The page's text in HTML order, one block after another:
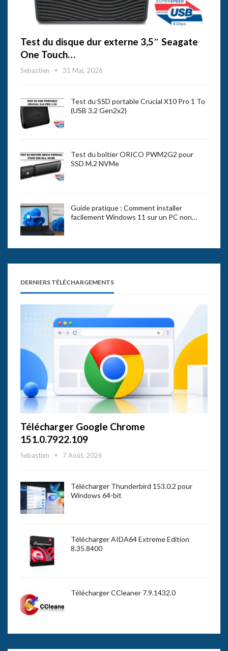
Test du disque dur externe 3,5″ Seagate
One Touch…
Sebastien 31 Mai, 2026
Test du SSD portable Crucial X10 Pro 1 To
(USB 3.2 Gen2x2)
Test du boîtier ORICO PWM2G2 pour
SSD M.2 NVMe
Guide pratique : Comment installer
facilement Windows 11 sur un PC non…
DERNIERS TÉLÉCHARGEMENTS
Télécharger Google Chrome
151.0.7922.109
Sebastien 7 Août, 2026
Télécharger Thunderbird 153.0.2 pour
Windows 64-bit
Télécharger AIDA64 Extreme Edition
8.35.8400
Télécharger CCleaner 7.9.1432.0